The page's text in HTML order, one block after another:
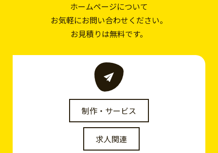
ホームページについて
お気軽にお問い合わせください。
お見積りは無料です。
制作・サービス
求人関連